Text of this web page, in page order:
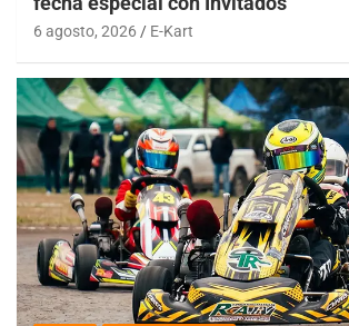
6 agosto, 2026 E-Kart